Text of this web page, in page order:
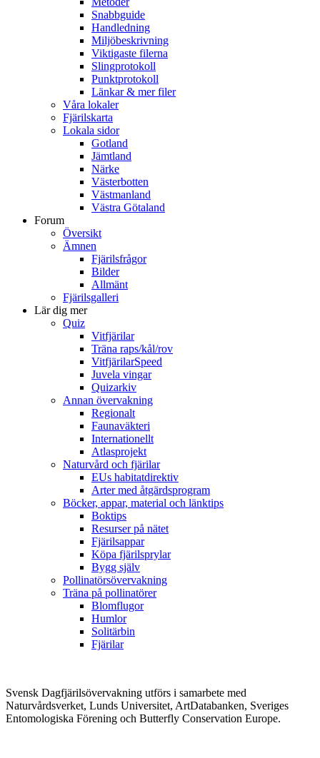
Snabbguide
Handledning
Miljöbeskrivning
Viktigaste filerna
Slingprotokoll
Punktprotokoll
Länkar & mer filer
Våra lokaler
Fjärilskarta
Lokala sidor
Gotland
Jämtland
Närke
Västerbotten
Västmanland
Västra Götaland
Forum
Översikt
Ämnen
Fjärilsfrågor
Bilder
Allmänt
Fjärilsgalleri
Lär dig mer
Quiz
Vitfjärilar
Träna raps/kål/rov
VitfjärilarSpeed
Juvela vingar
Quizarkiv
Annan övervakning
Regionalt
Faunaväkteri
Internationellt
Atlasprojekt
Naturvård och fjärilar
EUs habitatdirektiv
Arter med åtgärdsprogram
Böcker, appar, material och länktips
Boktips
Resurser på nätet
Fjärilsappar
Köpa fjärilsprylar
Bygg själv
Pollinatörsövervakning
Träna på pollinatörer
Blomflugor
Humlor
Solitärbin
Fjärilar
Svensk Dagfjärilsövervakning utförs i samarbete med
Naturvårdsverket, Lunds Universitet, ArtDatabanken, Sveriges
Entomologiska Förening och Butterfly Conservation Europe.